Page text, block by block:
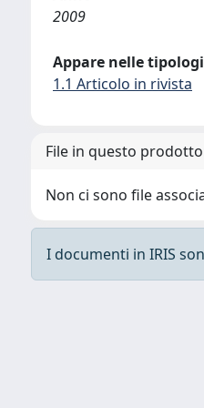
2009
Appare nelle
1.1 Articolo in rivista
File in questo
Non ci sono file
I documenti in IRIS